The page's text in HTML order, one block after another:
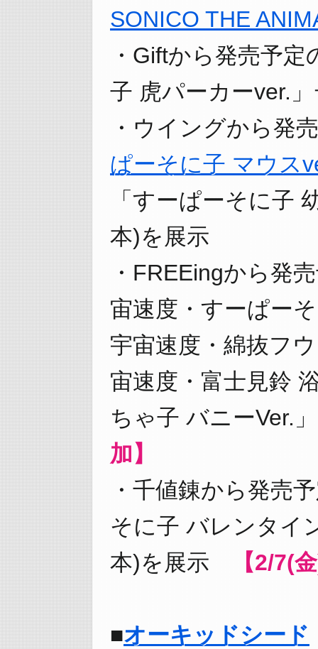
SONICO THE
・Giftから発売予
子 虎パーカーver.
・ウイングから発
ぱーそに子 マウス
「すーぱーそに子
本)を展示
・FREEingから発
宙速度・すーぱー
宇宙速度・綿抜フ
宙速度・富士見鈴
ちゃ子 バニーVer.
加】
・千値錬から発売
そに子 バレンタイ
本)を展示
【2/7(
■オーキッドシード